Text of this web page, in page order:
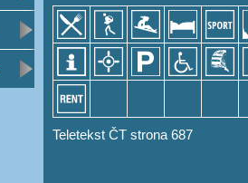
Teletekst ČT strona 687